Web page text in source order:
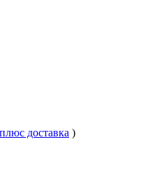
плюс доставка )